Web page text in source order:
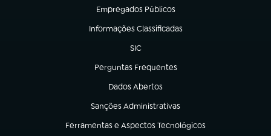
Empregados Públicos
(abre em nova aba)
Informações Classificadas
(abre em nova aba)
SIC
(abre em nova aba)
Perguntas Frequentes
(abre em nova aba)
Dados Abertos
(abre em nova aba)
Sanções Administrativas
(abre em nova aba)
Ferramentas e Aspectos Tecnológicos
(abre em nova aba)